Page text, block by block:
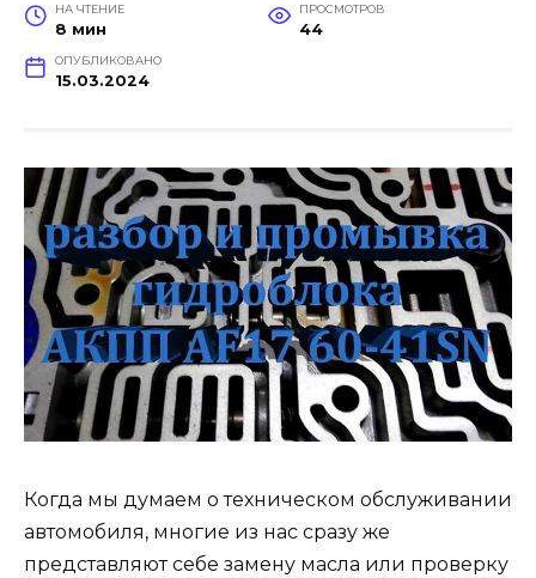
НА ЧТЕНИЕ
8 мин
ПРОСМОТРОВ
44
ОПУБЛИКОВАНО
15.03.2024
Когда мы думаем о техническом обслуживании
автомобиля, многие из нас сразу же
представляют себе замену масла или проверку